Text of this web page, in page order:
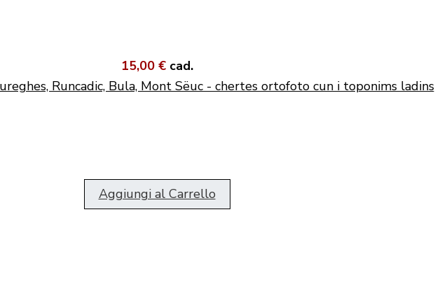
15,00 € cad.
Runcadic, Bula, Mont Sëuc - chertes ortofoto cun i toponims ladins
Aggiungi al Carrello